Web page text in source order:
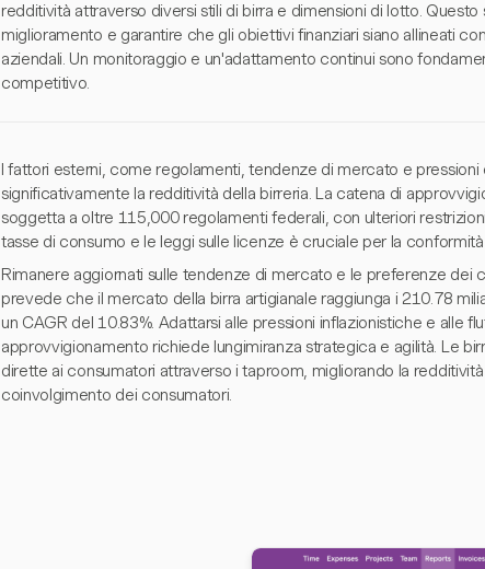
redditività attraverso diversi stili di birra e dimensioni di lotto.
miglioramento e garantire che gli obiettivi finanziari siano allineati
aziendali. Un monitoraggio e un'adattamento continui sono
competitivo.
I fattori esterni, come regolamenti, tendenze di mercato e
significativamente la redditività della birreria. La catena di
soggetta a oltre 115,000 regolamenti federali, con ulteriori
tasse di consumo e le leggi sulle licenze è cruciale per la
Rimanere aggiornati sulle tendenze di mercato e le preferenze dei
prevede che il mercato della birra artigianale raggiunga i 210.78
un CAGR del 10.83%. Adattarsi alle pressioni inflazionistiche e alle
approvvigionamento richiede lungimiranza strategica e agilità. Le
dirette ai consumatori attraverso i taproom, migliorando la
coinvolgimento dei consumatori.